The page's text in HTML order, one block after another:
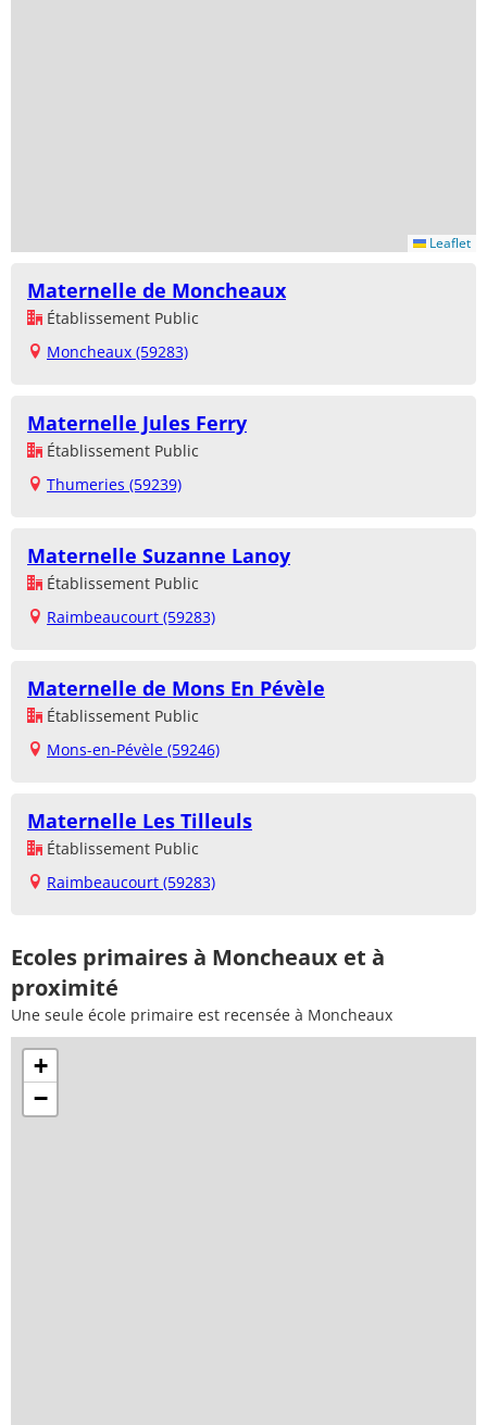
Leaflet
Maternelle de Moncheaux
Établissement Public
Moncheaux (59283)
Maternelle Jules Ferry
Établissement Public
Thumeries (59239)
Maternelle Suzanne Lanoy
Établissement Public
Raimbeaucourt (59283)
Maternelle de Mons En Pévèle
Établissement Public
Mons-en-Pévèle (59246)
Maternelle Les Tilleuls
Établissement Public
Raimbeaucourt (59283)
Ecoles primaires à Moncheaux et à
proximité
Une seule école primaire est recensée à Moncheaux
+
−